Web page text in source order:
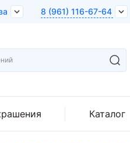
8 (961) 116-67-64
Каталог